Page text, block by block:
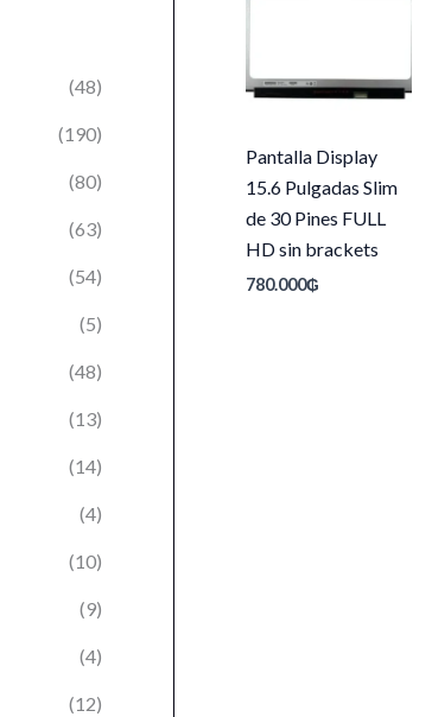
(48)
(190)
(80)
(63)
(54)
(5)
(48)
(13)
(14)
(4)
(10)
(9)
(4)
(12)
Pantalla Display
15.6 Pulgadas Slim
de 30 Pines FULL
HD sin brackets
780.000₲